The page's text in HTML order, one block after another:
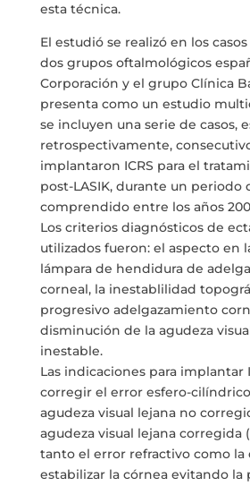
esta técnica.
El estudió se realizó en los
dos grupos oftalmológicos
Corporación y el grupo Clínica
presenta como un estudio
se incluyen una serie de casos,
retrospectivamente,
implantaron ICRS para el
post-LASIK, durante un periodo
comprendido entre los años
Los criterios diagnósticos de
utilizados fueron: el aspecto en
lámpara de hendidura de
corneal, la inestablilidad
progresivo adelgazamiento
disminución de la agudeza
inestable.
Las indicaciones para implantar
corregir el error esfero-
agudeza visual lejana no
agudeza visual lejana corregida
tanto el error refractivo como la
estabilizar la córnea evitando la